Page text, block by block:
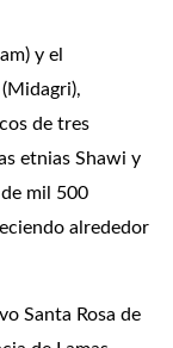
y el
de tres
etnias Shawi y
mil 500
alrededor
Santa Rosa de